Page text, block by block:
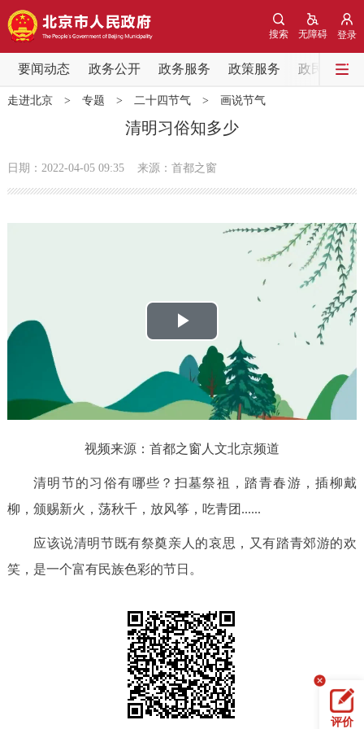
登录
无障碍
搜索
要闻动态 政务公开 政务服务 政策服务 政民互动
要闻动态
党中央精神 国务院信息 中央部委动态
政策服务
政策兑现 回应关切
决策公开 专题公开
便民服务 利企服务
中介服务 阳光政务
12345网上接诉即办 我要咨询
在线访谈
走进北京> 专题 > 二十四节气> 画说节气
清明习俗知多少
日期：2022-04-05 09:35 来源：首都之窗
播
放
视
频
视频来源：首都之窗人文北京频道
清明节的习俗有哪些？扫墓祭祖，踏青春游，插柳戴
柳，颁赐新火，荡秋千，放风筝，吃青团......
应该说清明节既有祭奠亲人的哀思，又有踏青郊游的欢
笑，是一个富有民族色彩的节日。
评价